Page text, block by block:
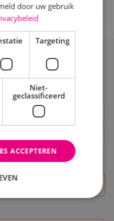
door uw gebruik
Targeting
Niet-
geclassificeerd
ACCEPTEREN
Prestatie
Targeting